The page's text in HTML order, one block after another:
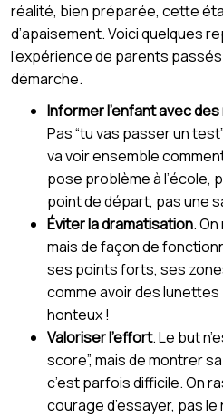
réalité, bien préparée, cette
d’apaisement. Voici quelques
l’expérience de parents
démarche.
Informer l’enfant avec
Pas “tu vas passer un
va voir ensemble
pose problème à l’école,
point de départ, pas une
Éviter la dramatisation.
mais de façon de
ses points forts, ses
comme avoir des lunettes
honteux !
Valoriser l’effort. Le but
score”, mais de montrer
c’est parfois difficile. On
courage d’essayer, pas